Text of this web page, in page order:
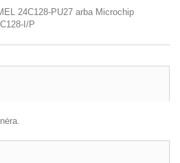
24C128-PU27 arba Microchip
I/P